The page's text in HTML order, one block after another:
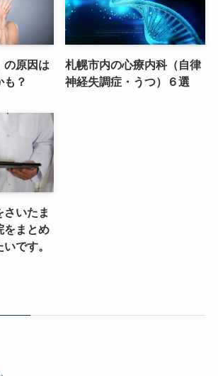
の原因は
も？
札幌市内の心療内科（自律
神経失調症・うつ）６選
さいたま
をまとめ
です。